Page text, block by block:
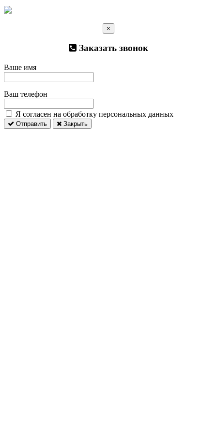
×
Заказать звонок
Ваше имя
Ваш телефон
Я согласен на обработку персональных данных
Отправить Закрыть